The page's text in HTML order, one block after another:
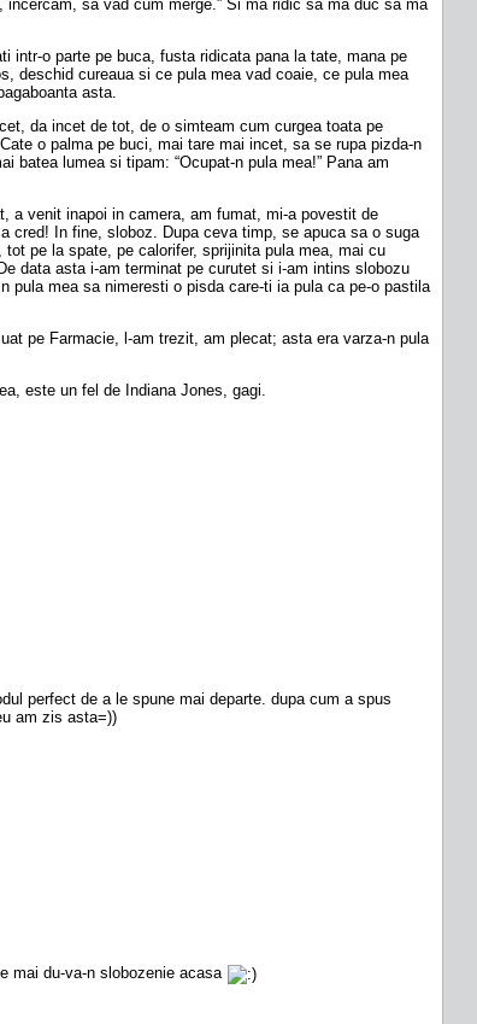
sa vad cum merge.” Si ma ridic sa ma duc sa ma
intr-o parte pe buca, fusta ridicata pana la tate, mana pe
deschid cureaua si ce pula mea vad coaie, ce pula mea
asta.
da incet de tot, de o simteam cum curgea toata pe
o palma pe buci, mai tare mai incet, sa se rupa pizda-n
batea lumea si tipam: “Ocupat-n pula mea!” Pana am
a venit inapoi in camera, am fumat, mi-a povestit de
cred! In fine, sloboz. Dupa ceva timp, se apuca sa o suga
pe la spate, pe calorifer, sprijinita pula mea, mai cu
data asta i-am terminat pe curutet si i-am intins slobozu
mea sa nimeresti o pisda care-ti ia pula ca pe-o pastila
pe Farmacie, l-am trezit, am plecat; asta era varza-n pula
este un fel de Indiana Jones, gagi.
perfect de a le spune mai departe. dupa cum a spus
am zis asta=))
mai du-va-n slobozenie acasa